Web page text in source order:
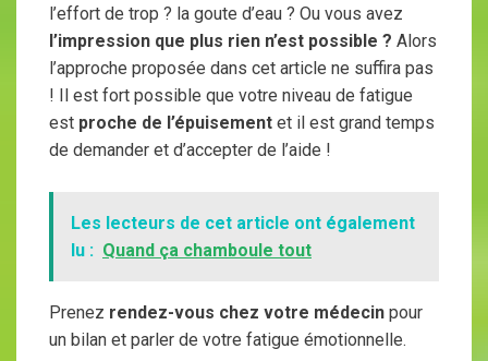
l’effort de trop ? la goute d’eau ? Ou vous avez
l’impression que plus rien n’est possible ? Alors
l’approche proposée dans cet article ne suffira pas
! Il est fort possible que votre niveau de fatigue
est proche de l’épuisement et il est grand temps
de demander et d’accepter de l’aide !
Les lecteurs de cet article ont également
lu : Quand ça chamboule tout
Prenez rendez-vous chez votre médecin pour
un bilan et parler de votre fatigue émotionnelle.